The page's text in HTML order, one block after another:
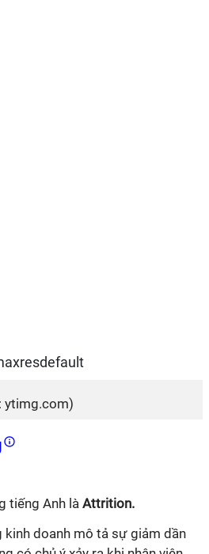
ytimg.com)
tiếng Anh là Attrition.
kinh doanh mô tả sự giảm dần